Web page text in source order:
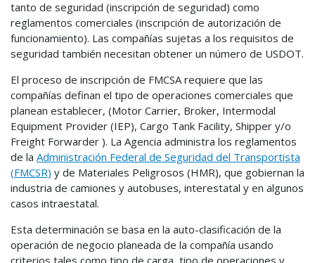
tanto de seguridad (inscripción de seguridad) como
reglamentos comerciales (inscripción de autorización de
funcionamiento). Las compañías sujetas a los requisitos de
seguridad también necesitan obtener un número de USDOT.
El proceso de inscripción de FMCSA requiere que las
compañías definan el tipo de operaciones comerciales que
planean establecer, (Motor Carrier, Broker, Intermodal
Equipment Provider (IEP), Cargo Tank Facility, Shipper y/o
Freight Forwarder ). La Agencia administra los reglamentos
de la Administración Federal de Seguridad del Transportista
(FMCSR) y de Materiales Peligrosos (HMR), que gobiernan la
industria de camiones y autobuses, interestatal y en algunos
casos intraestatal.
Esta determinación se basa en la auto-clasificación de la
operación de negocio planeada de la compañía usando